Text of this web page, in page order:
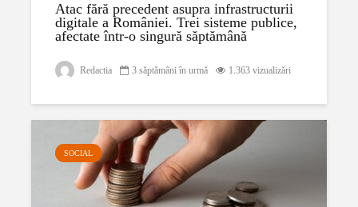
Atac fără precedent asupra infrastructurii
digitale a României. Trei sisteme publice,
afectate într-o singură săptămână
Redactia 3 săptămâni în urmă 1.363 vizualizări
SOCIAL